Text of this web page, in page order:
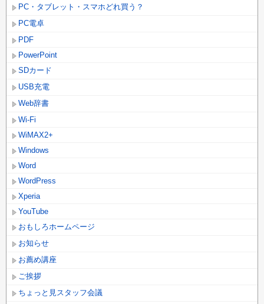
PC・タブレット・スマホどれ買う？
PC電卓
PDF
PowerPoint
SDカード
USB充電
Web辞書
Wi-Fi
WiMAX2+
Windows
Word
WordPress
Xperia
YouTube
おもしろホームページ
お知らせ
お薦め講座
ご挨拶
ちょっと見スタッフ会議